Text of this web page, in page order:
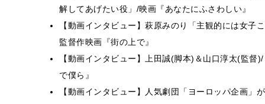
解してあげたい役」/映画『あなたにふさわしい』
【動画インタビュー】萩原みのり「主観的には女
監督作映画『街の上で』
【動画インタビュー】上田誠(脚本)＆山口淳太(監
で僕ら』
【動画インタビュー】人気劇団「ヨーロッパ企画」